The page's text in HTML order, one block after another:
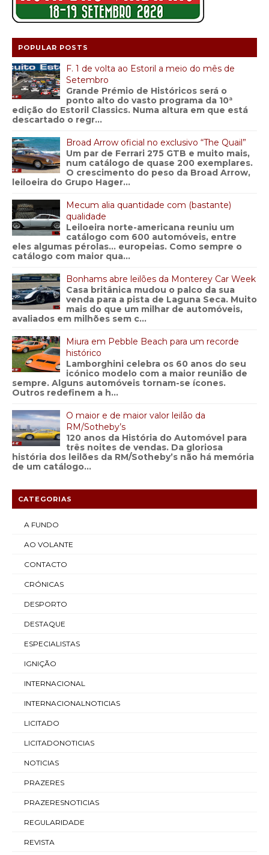
POPULAR POSTS
F. 1 de volta ao Estoril a meio do mês de
Setembro
Grande Prémio de Históricos será o
ponto alto do vasto programa da 10ª
edição do Estoril Classics. Numa altura em que está
descartado o regr...
Broad Arrow oficial no exclusivo “The Quail”
Um par de Ferrari 275 GTB e muito mais,
num catálogo de quase 200 exemplares.
O crescimento do peso da Broad Arrow,
leiloeira do Grupo Hager...
Mecum alia quantidade com (bastante)
qualidade
Leiloeira norte-americana reuniu um
catálogo com 600 automóveis, entre
eles algumas pérolas… europeias. Como sempre o
catálogo com maior qua...
Bonhams abre leilões da Monterey Car Week
Casa britânica mudou o palco da sua
venda para a pista de Laguna Seca. Muito
mais do que um milhar de automóveis,
avaliados em milhões sem c...
Miura em Pebble Beach para um recorde
histórico
Lamborghini celebra os 60 anos do seu
icónico modelo com a maior reunião de
sempre. Alguns automóveis tornam-se ícones.
Outros redefinem a h...
O maior e de maior valor leilão da
RM/Sotheby’s
120 anos da História do Automóvel para
três noites de vendas. Da gloriosa
história dos leilões da RM/Sotheby’s não há memória
de um catálogo...
CATEGORIAS
A FUNDO
AO VOLANTE
CONTACTO
CRÓNICAS
DESPORTO
DESTAQUE
ESPECIALISTAS
IGNIÇÃO
INTERNACIONAL
INTERNACIONALNOTICIAS
LICITADO
LICITADONOTICIAS
NOTICIAS
PRAZERES
PRAZERESNOTICIAS
REGULARIDADE
REVISTA